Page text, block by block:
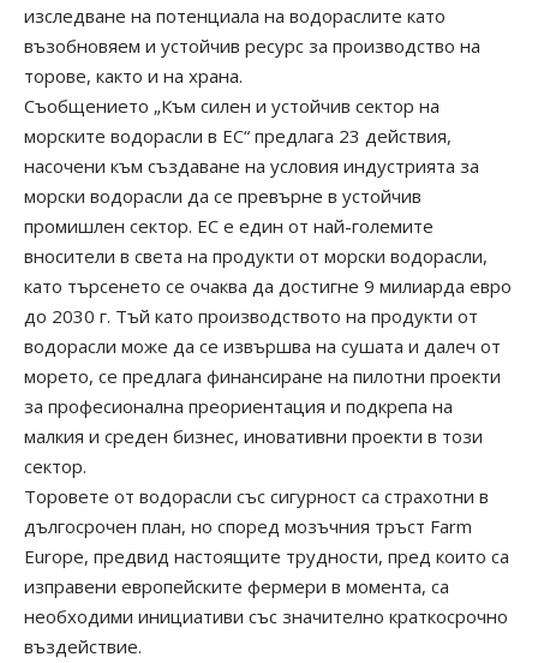
изследване на потенциала на водораслите като
възобновяем и устойчив ресурс за производство на
торове, както и на храна.
Съобщението „Към силен и устойчив сектор на
морските водорасли в ЕС“ предлага 23 действия,
насочени към създаване на условия индустрията за
морски водорасли да се превърне в устойчив
промишлен сектор. ЕС е един от най-големите
вносители в света на продукти от морски водорасли,
като търсенето се очаква да достигне 9 милиарда евро
до 2030 г. Тъй като производството на продукти от
водорасли може да се извършва на сушата и далеч от
морето, се предлага финансиране на пилотни проекти
за професионална преориентация и подкрепа на
малкия и среден бизнес, иновативни проекти в този
сектор.
Торовете от водорасли със сигурност са страхотни в
дългосрочен план, но според мозъчния тръст Farm
Europe, предвид настоящите трудности, пред които са
изправени европейските фермери в момента, са
необходими инициативи със значително краткосрочно
въздействие.